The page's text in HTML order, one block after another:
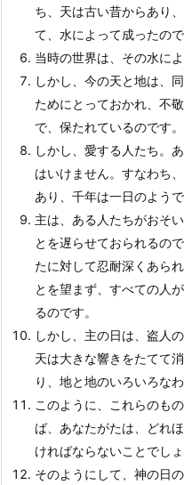
ち、天は古い昔からあり
て、水によって成ったので
当時の世界は、その水に
しかし、今の天と地は、
ためにとっておかれ、不
で、保たれているのです。
しかし、愛する人たち。
はいけません。すなわち
あり、千年は一日のようで
主は、ある人たちがおそ
とを遅らせておられるの
たに対して忍耐深くあら
とを望まず、すべての人
るのです。
しかし、主の日は、盗人
天は大きな響きをたてて
り、地と地のいろいろな
このように、これらのも
ば、あなたがたは、どれ
ければならないことでしょ
そのようにして、神の日